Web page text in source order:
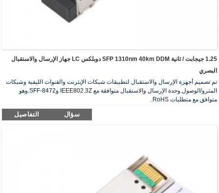
1.25 جيجابت / ثانية SFP 1310nm 40km DDM دوبلكس LC جهاز الإرسال والاستقبال
البصري
تم تصميم أجهزة الإرسال والاستقبال لتطبيقات شبكات الإيثرنت والقنوات الليفية وشبكات
المترو/الوصول.وحدة الإرسال والاستقبال متوافقة مع IEEE802.3Z وSFF-8472.وهو
متوافق مع متطلبات RoHS.
سؤال التفاصيل